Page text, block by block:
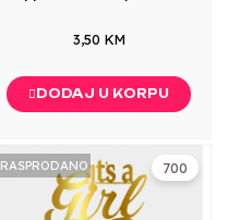
3,50 KM
DODAJ U KORPU
700
RASPRODANO